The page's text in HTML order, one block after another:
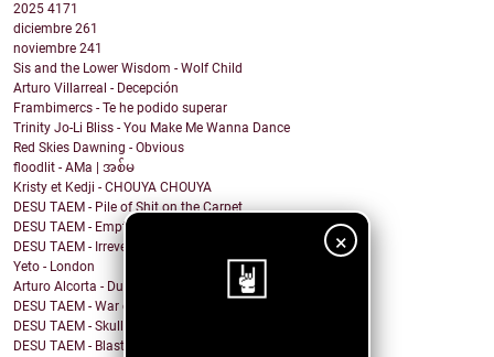
×
2025 4171
diciembre 261
noviembre 241
Sis and the Lower Wisdom - Wolf Child
Arturo Villarreal - Decepción
Frambimercs - Te he podido superar
Trinity Jo-Li Bliss - You Make Me Wanna Dance
Red Skies Dawning - Obvious
floodlit - AMa | အစ်မ
Kristy et Kedji - CHOUYA CHOUYA
DESU TAEM - Pile of Shit on the Carpet
DESU TAEM - Empty. Hollowed Out
DESU TAEM - Irreverent Resident President
Yeto - London
Arturo Alcorta - Dualidad
DESU TAEM - War on Bullies
DESU TAEM - Skull and Crossbones
DESU TAEM - Blasted into Rebirth